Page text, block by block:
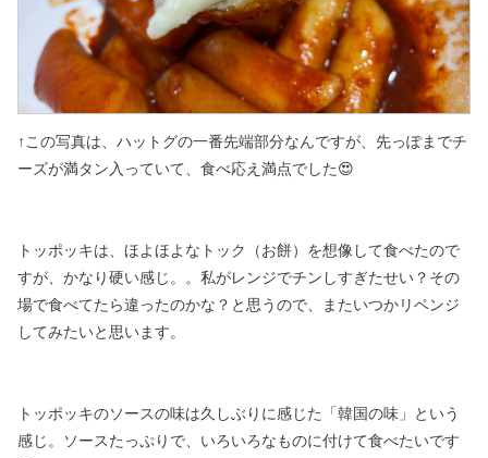
↑この写真は、ハットグの一番先端部分なんですが、 先っぽまでチ
ーズが満タン入っていて、食べ応え満点でした😍
トッポッキは、ほよほよなトック（お餅）を想像して食べたので
すが、 かなり硬い感じ。。私がレンジでチンしすぎたせい？その
場で食べてたら違ったのかな？と思うので、またいつかリベンジ
してみたいと思います。
トッポッキのソースの味は久しぶりに感じた「韓国の味」という
感じ。
ソースたっぷりで、いろいろなものに付けて食べたいです